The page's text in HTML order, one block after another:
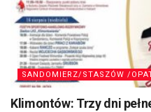
SANDOMIERZ/STASZÓW /
Klimontów: Trzy dni